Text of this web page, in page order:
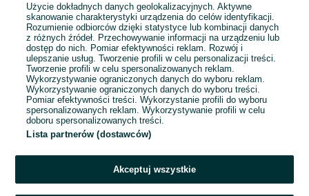
E-mail
Hasło
Użycie dokładnych danych geolokalizacyjnych. Aktywne
skanowanie charakterystyki urządzenia do celów identyfikacji.
Rozumienie odbiorców dzięki statystyce lub kombinacji danych
z różnych źródeł. Przechowywanie informacji na urządzeniu lub
dostęp do nich. Pomiar efektywności reklam. Rozwój i
ulepszanie usług. Tworzenie profili w celu personalizacji treści.
Tworzenie profili w celu spersonalizowanych reklam.
Wykorzystywanie ograniczonych danych do wyboru reklam.
Wykorzystywanie ograniczonych danych do wyboru treści.
Pomiar efektywności treści. Wykorzystanie profili do wyboru
spersonalizowanych reklam. Wykorzystywanie profili w celu
doboru spersonalizowanych treści.
Lista partnerów (dostawców)
Akceptuj wszystkie